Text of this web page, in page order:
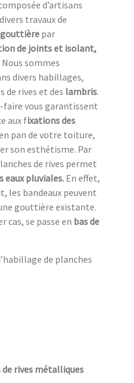
d’artisans
travaux de
gouttière par
de joints et isolant,
Nous sommes
divers habillages,
de rives et des lambris.
vous garantissent
aux fixations des
pan de votre toiture,
son esthétisme. Par
de rives permet
eaux pluviales.En effet,
les bandeaux peuvent
gouttière existante.
cas, se passe en bas de
de planches
rives métalliques